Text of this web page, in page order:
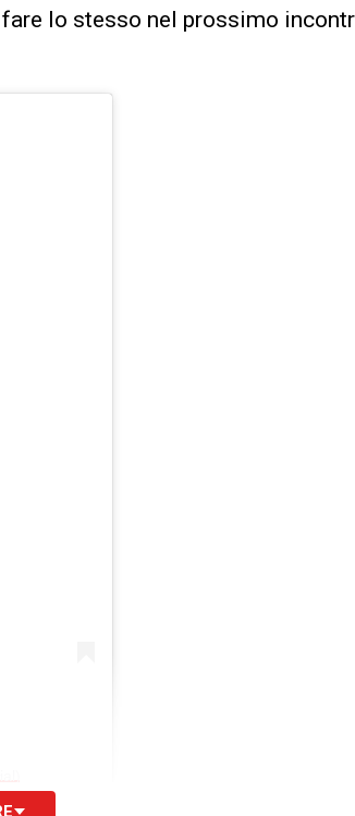
lo stesso nel prossimo